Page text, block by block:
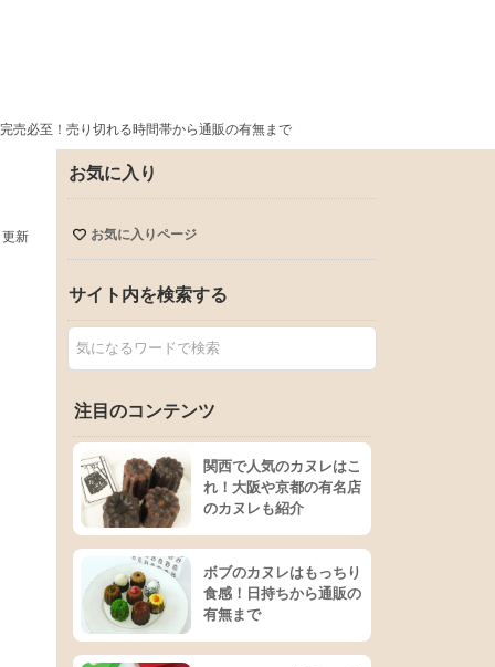
売必至！売り切れる時間帯から通販の有無まで
新
お気に入り
お気に入りページ
サイト内を検索する
注目のコンテンツ
関西で人気のカヌレはこ
れ！大阪や京都の有名店
のカヌレも紹介
ボブのカヌレはもっちり
食感！日持ちから通販の
有無まで